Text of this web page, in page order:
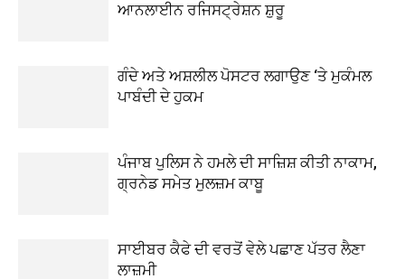
ਆਨਲਾਈਨ ਰਜਿਸਟ੍ਰੇਸ਼ਨ ਸ਼ੁਰੂ
ਗੰਦੇ ਅਤੇ ਅਸ਼ਲੀਲ ਪੋਸਟਰ ਲਗਾਉਣ ‘ਤੇ ਮੁਕੰਮਲ
ਪਾਬੰਦੀ ਦੇ ਹੁਕਮ
ਪੰਜਾਬ ਪੁਲਿਸ ਨੇ ਹਮਲੇ ਦੀ ਸਾਜ਼ਿਸ਼ ਕੀਤੀ ਨਾਕਾਮ,
ਗ੍ਰਨੇਡ ਸਮੇਤ ਮੁਲਜ਼ਮ ਕਾਬੂ
ਸਾਈਬਰ ਕੈਫੇ ਦੀ ਵਰਤੋਂ ਵੇਲੇ ਪਛਾਣ ਪੱਤਰ ਲੈਣਾ
ਲਾਜ਼ਮੀ